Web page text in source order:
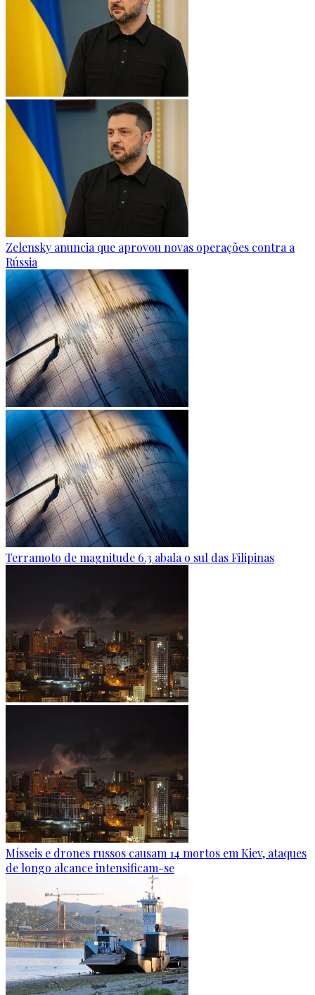
Zelensky anuncia que aprovou novas operações contra a
Rússia
Terramoto de magnitude 6.3 abala o sul das Filipinas
Mísseis e drones russos causam 14 mortos em Kiev, ataques
de longo alcance intensificam-se